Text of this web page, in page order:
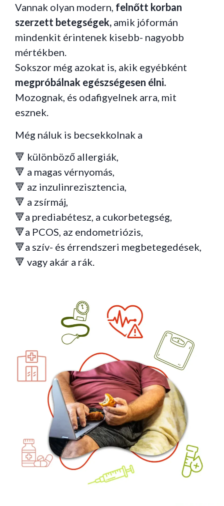
Vannak olyan modern, felnőtt korban
szerzett betegségek, amik jóformán
mindenkit érintenek kisebb- nagyobb
mértékben.
Sokszor még azokat is, akik egyébként
megpróbálnak egészségesen élni.
Mozognak, és odafigyelnek arra, mit
esznek.
Még náluk is becsekkolnak a
🔻 különböző allergiák,
🔻 a magas vérnyomás,
🔻 az inzulinrezisztencia,
🔻 a zsírmáj,
🔻a prediabétesz, a cukorbetegség,
🔻a PCOS, az endometriózis,
🔻a szív- és érrendszeri megbetegedések,
🔻 vagy akár a rák.